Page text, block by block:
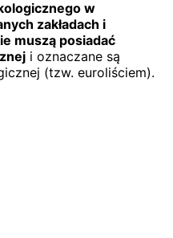
w
zakładach i
muszą posiadać
i oznaczane są
(tzw. euroliściem).